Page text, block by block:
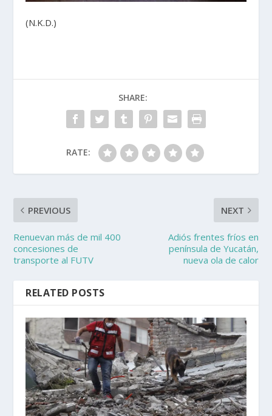
(N.K.D.)
SHARE:
RATE:
PREVIOUS
Renuevan más de mil 400
concesiones de
transporte al FUTV
NEXT
Adiós frentes fríos en
península de Yucatán,
nueva ola de calor
RELATED POSTS